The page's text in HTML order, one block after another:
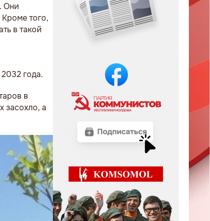
Они
того,
в такой
года.
в
засохло, а